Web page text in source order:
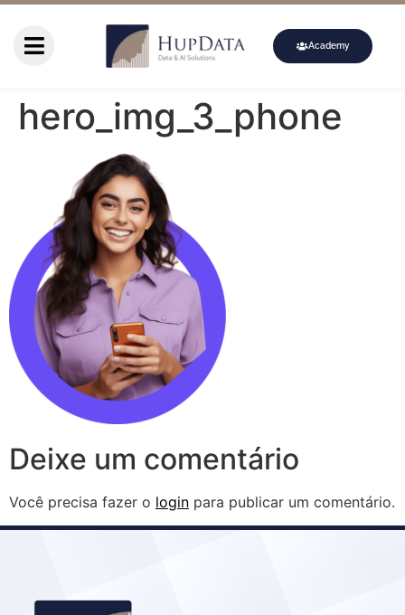
Academy
hero_img_3_phone
Deixe um comentário
Você precisa fazer o login para publicar um comentário.